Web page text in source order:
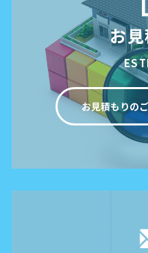
お
お見積もりの